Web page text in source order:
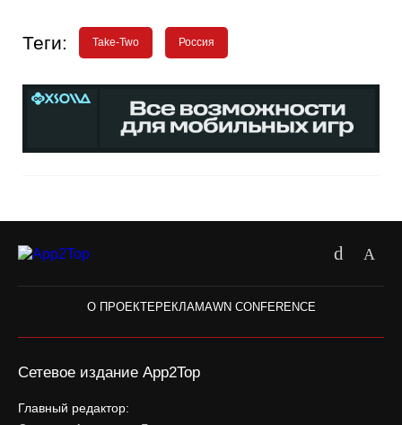
Теги: Take-Two Россия
О ПРОЕКТЕРЕКЛАМАWN CONFERENCE
Сетевое издание App2Top
Главный редактор: